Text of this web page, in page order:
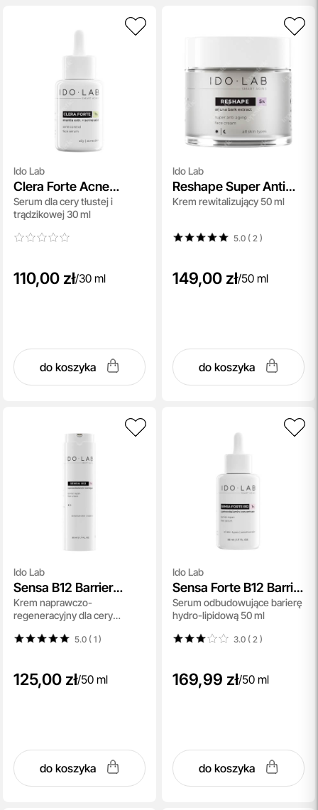
Ido Lab
Clera Forte Acne
Control Face Serum
Serum dla cery tłustej i
trądzikowej 30 ml
110,00 zł/30 ml
do koszyka
Ido Lab
Reshape Super Anti
Aging Face Cream
Krem rewitalizujący 50 ml
5.0 ( 2 )
149,00 zł/50 ml
do koszyka
Ido Lab
Sensa B12 Barrier
Repair Face Cream
Krem naprawczo-
regeneracyjny dla cery
5.0 ( 1)
125,00 zł/50 ml
do koszyka
Ido Lab
Sensa Forte B12 Barrier
Repair Face Serum
Serum odbudowujące barierę
hydro-lipidową 50 ml
3.0 ( 2 )
169,99 zł/50 ml
do koszyka